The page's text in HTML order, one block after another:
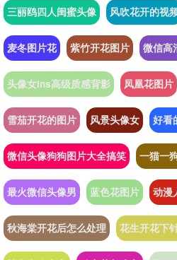
三丽鸥四人闺蜜头像 风吹花开的视
麦冬图片花 紫竹开花图片 微信高
头像女ins高级质感背影 凤凰花图片
雪茄开花的图片 风景头像女 好看
微信头像狗狗图片大全搞笑 一猫一
最火微信头像男 蓝色花图片 动漫
秋海棠开花后怎么处理 花生开花下